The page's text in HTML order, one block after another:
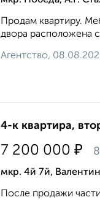
Продам квартиру.
двора расположена
Агентство,
4-к квартира,
7 200 000 ₽
мкр. 4й 7й,
После продажи